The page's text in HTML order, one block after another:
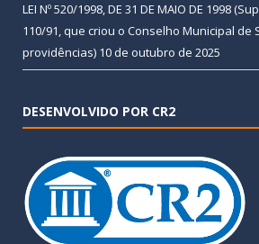
LEI Nº 520/1998, DE 31 DE MAIO DE 1998
110/91, que criou o Conselho Municipal de
providências) 10 de outubro de 2025
DESENVOLVIDO POR CR2